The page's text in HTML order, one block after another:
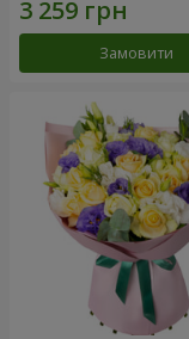
Замовити